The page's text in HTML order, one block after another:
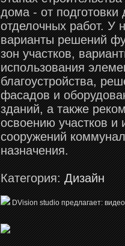
дома - от подготовки
отделочных работ. У
варианты решений
зон участков,
использования
благоустройства,
фасадов и
зданий, а также
освоению участков и
сооружений
назначения.
Категория:Дизайн
DVision studio предлагает: